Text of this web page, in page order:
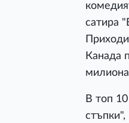
сатира
Канада
В топ